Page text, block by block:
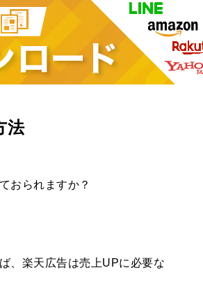
法
おられますか？
、楽天広告は売上UPに必要な